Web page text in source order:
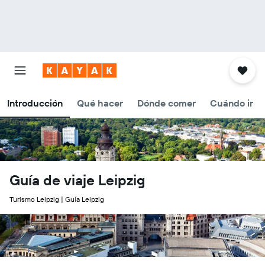
Introducción Qué hacer Dónde comer Cuándo ir
Guía de viaje Leipzig
Turismo Leipzig | Guía Leipzig